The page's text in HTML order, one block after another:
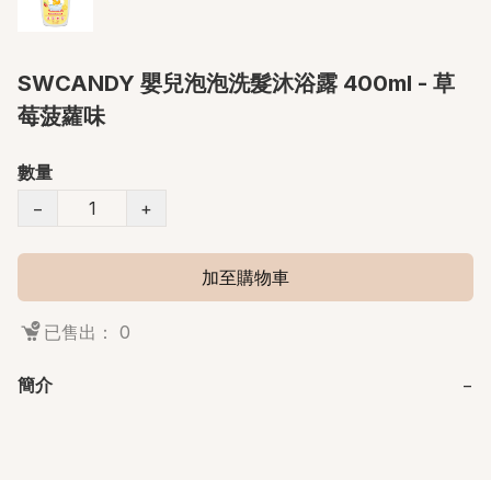
SWCANDY 嬰兒泡泡洗髮沐浴露 400ml - 草
莓菠蘿味
數量
−
+
加至購物車
已售出： 0
簡介 −